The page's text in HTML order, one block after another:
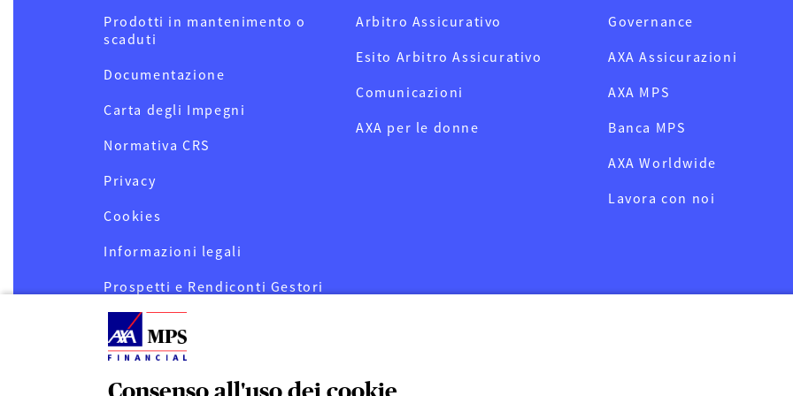
Prodotti in mantenimento o
scaduti
Documentazione
Carta degli Impegni
Normativa CRS
Privacy
Cookies
Informazioni legali
Prospetti e Rendiconti Gestori
Informativa sostenibilità
servizi finanziari AXA MPS
Arbitro Assicurativo
Esito Arbitro Assicurativo
Comunicazioni
AXA per le donne
Governance
AXA Assicurazioni
AXA MPS
Banca MPS
AXA Worldwide
Lavora con noi